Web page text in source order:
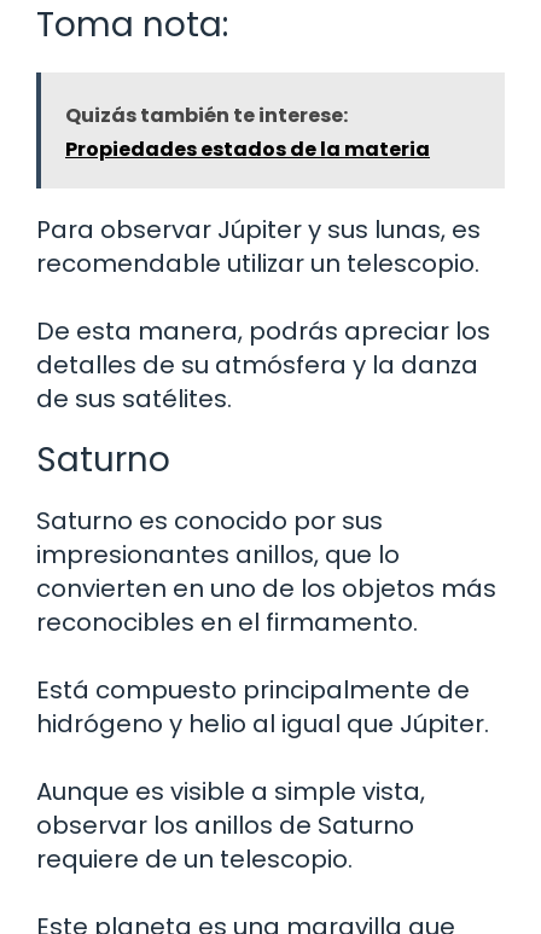
Toma nota:
Quizás también te interese:
Propiedades estados de la materia
Para observar Júpiter y sus lunas, es
recomendable utilizar un telescopio.
De esta manera, podrás apreciar los
detalles de su atmósfera y la danza
de sus satélites.
Saturno
Saturno es conocido por sus
impresionantes anillos, que lo
convierten en uno de los objetos más
reconocibles en el firmamento.
Está compuesto principalmente de
hidrógeno y helio al igual que Júpiter.
Aunque es visible a simple vista,
observar los anillos de Saturno
requiere de un telescopio.
Este planeta es una maravilla que